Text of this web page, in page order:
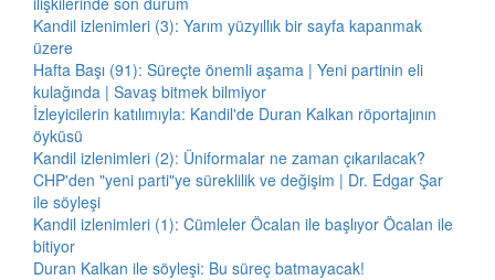
Kandil izlenimleri (3): Yarım yüzyıllık bir sayfa kapanmak
üzere
Hafta Başı (91): Süreçte önemli aşama | Yeni partinin eli
kulağında | Savaş bitmek bilmiyor
İzleyicilerin katılımıyla: Kandil'de Duran Kalkan röportajının
öyküsü
Kandil izlenimleri (2): Üniformalar ne zaman çıkarılacak?
CHP'den "yeni parti"ye süreklilik ve değişim | Dr. Edgar Şar
ile söyleşi
Kandil izlenimleri (1): Cümleler Öcalan ile başlıyor Öcalan ile
bitiyor
Duran Kalkan ile söyleşi: Bu süreç batmayacak!